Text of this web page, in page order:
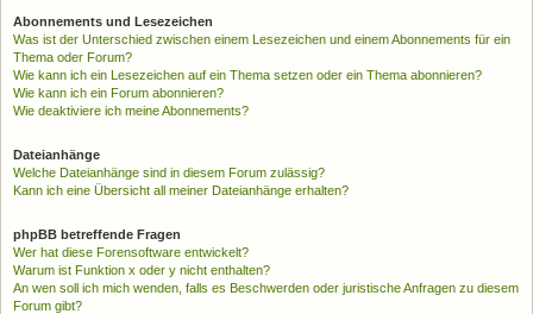
Abonnements und Lesezeichen
Was ist der Unterschied zwischen einem Lesezeichen und einem Abonnements für ein
Thema oder Forum?
Wie kann ich ein Lesezeichen auf ein Thema setzen oder ein Thema abonnieren?
Wie kann ich ein Forum abonnieren?
Wie deaktiviere ich meine Abonnements?
Dateianhänge
Welche Dateianhänge sind in diesem Forum zulässig?
Kann ich eine Übersicht all meiner Dateianhänge erhalten?
phpBB betreffende Fragen
Wer hat diese Forensoftware entwickelt?
Warum ist Funktion x oder y nicht enthalten?
An wen soll ich mich wenden, falls es Beschwerden oder juristische Anfragen zu diesem
Forum gibt?